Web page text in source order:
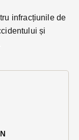
infracțiunile de
și